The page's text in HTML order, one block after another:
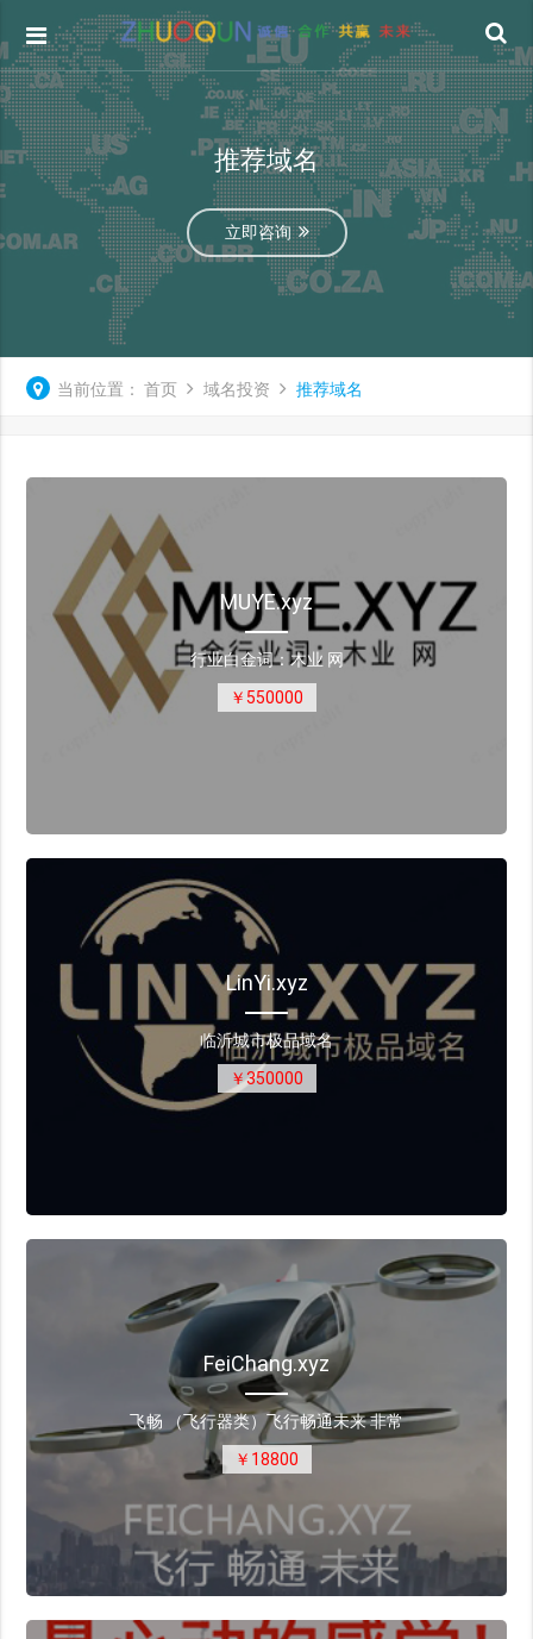
推荐域名
立即咨询
当前位置： 首页 域名投资 推荐域名
MUYE.xyz
行业白金词：木业 网
￥550000
LinYi.xyz
临沂城市极品域名
￥350000
FeiChang.xyz
飞畅 （飞行器类）飞行畅通未来 非常
￥18800